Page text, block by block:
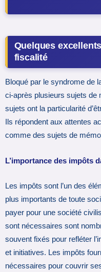
Quelques
fiscalité
Bloqué par le syndrome de
ci-après plusieurs sujets de
sujets ont la particularité
Ils répondent aux attentes
comme des sujets de
L’importance des impôts
Les impôts sont l’un des
plus importants de toute
payer pour une société
sont nécessaires sont
souvent fixés pour refléter
et initiatives. Les impôts
nécessaires pour couvrir